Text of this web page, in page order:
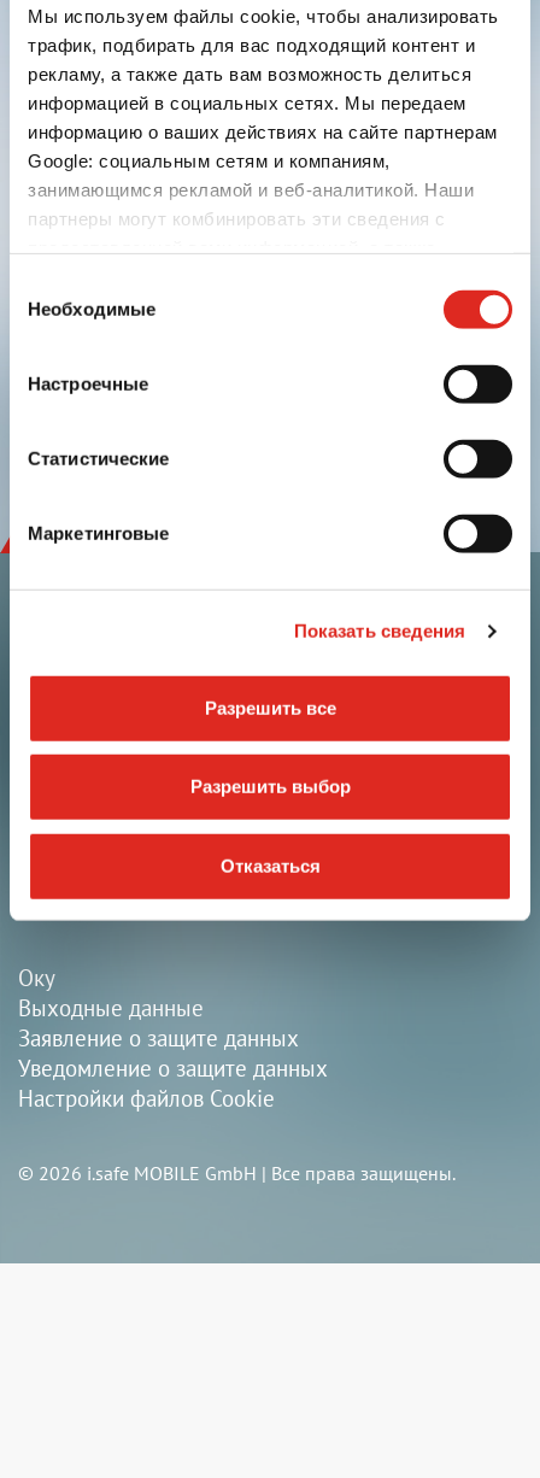
Мы используем файлы cookie, чтобы анализировать
трафик, подбирать для вас подходящий контент и
рекламу, а также дать вам возможность делиться
информацией в социальных сетях. Мы передаем
информацию о ваших действиях на сайте партнерам
Google: социальным сетям и компаниям,
занимающимся рекламой и веб-аналитикой. Наши
партнеры могут комбинировать эти сведения с
вами их сервисов.
Выходные
согласия
Необходимые
Настроечные
Статистические
Маркетинговые
Показать сведения
Разрешить все
Разрешить выбор
Отказаться
i.safe MOBILE GmbH
97922 Lauda-Koenigshofen
info@isafe-mobile.com
Оку
Выходные данные
Заявление о защите данных
Уведомление о защите данных
Настройки файлов Cookie
© 2026 i.safe MOBILE GmbH | Все права защищены.
Зарегистрируйтесь и
испытайте инновации
linkedin
youtube